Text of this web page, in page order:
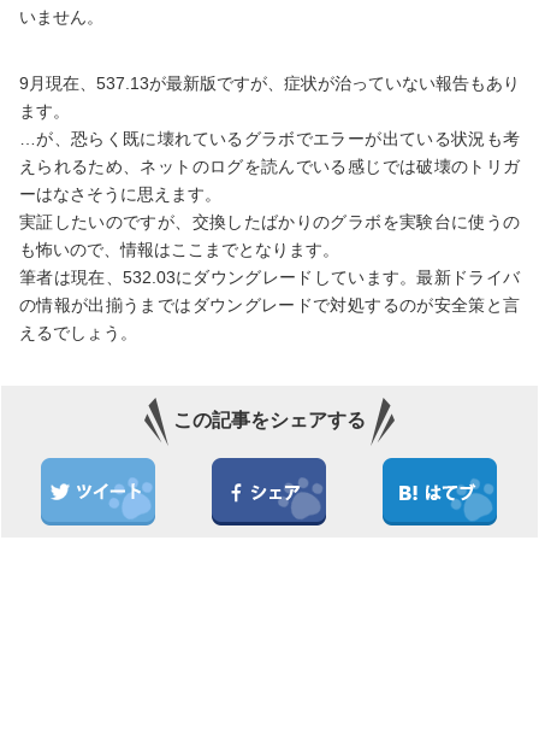
いません。
9月現在、537.13が最新版ですが、症状が治っていない報告もあり
ます。
…が、恐らく既に壊れているグラボでエラーが出ている状況も考
えられるため、ネットのログを読んでいる感じでは破壊のトリガ
ーはなさそうに思えます。
実証したいのですが、交換したばかりのグラボを実験台に使うの
も怖いので、情報はここまでとなります。
筆者は現在、532.03にダウングレードしています。最新ドライバ
の情報が出揃うまではダウングレードで対処するのが安全策と言
えるでしょう。
この記事をシェアする